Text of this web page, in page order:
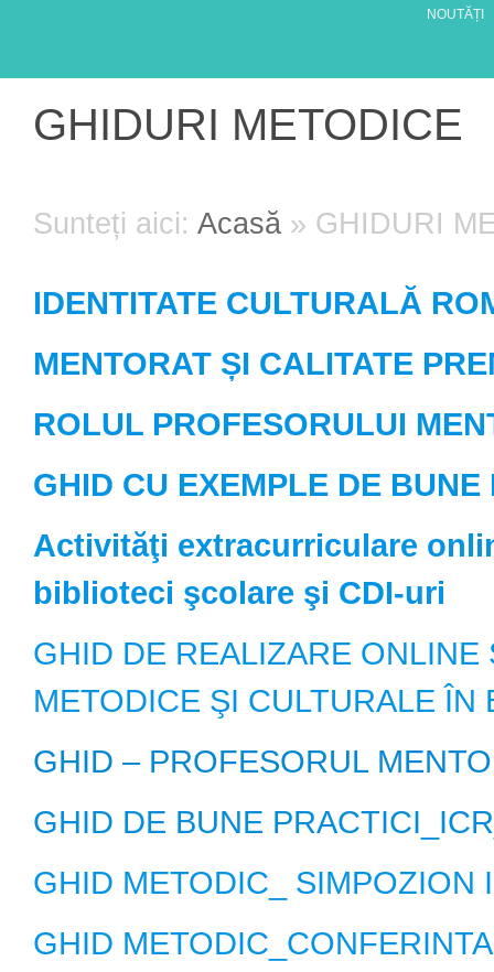
NOUTĂȚI
GHIDURI METODICE
Sunteți aici: Acasă » GHIDURI
IDENTITATE CULTURALĂ
MENTORAT ȘI CALITATE
ROLUL PROFESORULUI
GHID CU EXEMPLE DE BUNE
Activităţi extracurriculare
biblioteci şcolare şi CDI-uri
GHID DE REALIZARE ONLINE
METODICE ŞI CULTURALE
GHID – PROFESORUL
GHID DE BUNE
GHID METODIC_ SIMPOZION
GHID